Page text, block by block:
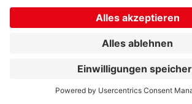
Sozialrecht
© Hans-Böckler-Stiftung 2026